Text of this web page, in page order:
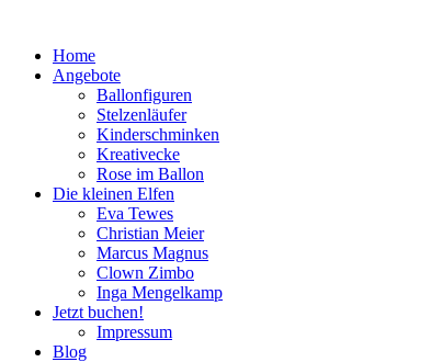
Home
Angebote
Ballonfiguren
Stelzenläufer
Kinderschminken
Kreativecke
Rose im Ballon
Die kleinen Elfen
Eva Tewes
Christian Meier
Marcus Magnus
Clown Zimbo
Inga Mengelkamp
Jetzt buchen!
Impressum
Blog